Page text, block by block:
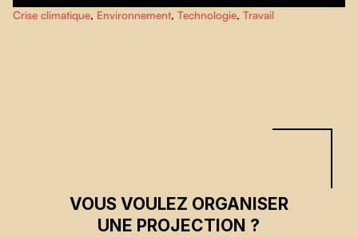
Dans la calotte glaciaire du Groenland, nous pouvons voir notre avenir.Into
the Icesuit trois glaciologues dans leur expédition à l'intérieur des glaces
Crise climatique, Environnement, Technologie, Travail
VOUS VOULEZ ORGANISER
UNE PROJECTION ?